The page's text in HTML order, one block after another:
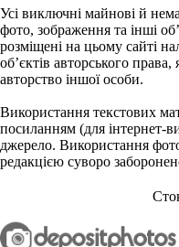
Усі виключні майнові й
фото, зображення та інші
розміщені на цьому сайті
об’єктів авторського права,
авторство іншої особи.
Використання текстових
посиланням (для інтернет-
джерело. Використання
редакцією суворо